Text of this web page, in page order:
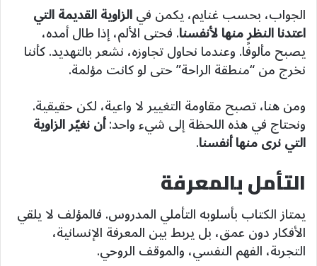
الجواب، بحسب غنايم، يكمن فيالزاوية القديمة التي
اعتدنا النظر منها لأنفسنا. فحتى الألم، إذا طال أمده،
يصبح مألوفًا. وعندما نحاول تجاوزه، نشعر بالتهديد. كأننا
نخرج من “منطقة الراحة” حتى لو كانت مؤلمة.
ومن هنا، تصبح مقاومة التغيير لا واعية، لكن حقيقية.
ونحتاج في هذه اللحظة إلى شيء واحد:أن نغيّر الزاوية
التي نرى منها أنفسنا.
التأمل بالمعرفة
يمتاز الكتاب بأسلوبه التأملي المدروس. فالمؤلف لا يلقي
الأفكار دون عمق، بل يربط بين المعرفة الإنسانية،
التجربة، الفهم النفسي، والموقف الروحي.